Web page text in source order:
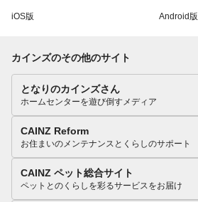
iOS版 Android版
カインズのその他のサイト
となりのカインズさん
ホームセンターを遊び倒すメディア
CAINZ Reform
お住まいのメンテナンスとくらしのサポート
CAINZ ペット総合サイト
ペットとのくらしを彩るサービスをお届け